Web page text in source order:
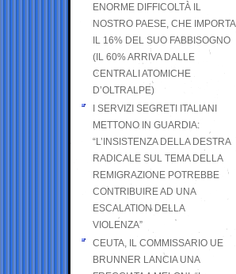
ENORME DIFFICOLTÀ IL
NOSTRO PAESE, CHE IMPORTA
IL 16% DEL SUO FABBISOGNO
(IL 60% ARRIVA DALLE
CENTRALI ATOMICHE
D’OLTRALPE)
I SERVIZI SEGRETI ITALIANI
METTONO IN GUARDIA:
“L’INSISTENZA DELLA DESTRA
RADICALE SUL TEMA DELLA
REMIGRAZIONE POTREBBE
CONTRIBUIRE AD UNA
ESCALATION DELLA
VIOLENZA”
CEUTA, IL COMMISSARIO UE
BRUNNER LANCIA UNA